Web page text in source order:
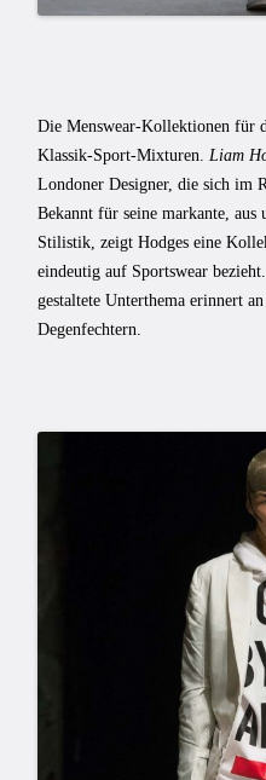
Die Menswear-Kollektionen für
Klassik-Sport-Mixturen. Liam
Londoner Designer, die sich im
Bekannt für seine markante, aus
Stilistik, zeigt Hodges eine
eindeutig auf Sportswear
gestaltete Unterthema erinnert
Degenfechtern.